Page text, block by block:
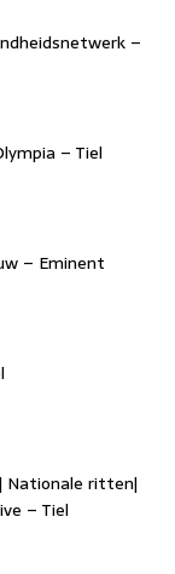
–
– Tiel
– Eminent
Nationale ritten|
– Tiel